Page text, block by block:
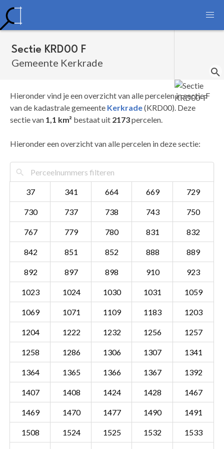
Sectie KRD00 F
Gemeente Kerkrade
Hieronder vind je een overzicht van alle percelen in sectie F
van de kadastrale gemeente Kerkrade(KRD00). Deze
sectie van 1,1 km² bestaat uit 2173percelen.
Hieronder een overzicht van alle percelen in deze sectie:
37 341 664 669 729
730 737 738 743 750
767 779 780 831 832
842 851 852 888 889
892 897 898 910 923
1023 1024 1030 1031 1059
1069 1071 1109 1183 1203
1204 1222 1232 1256 1257
1258 1286 1306 1307 1341
1364 1365 1366 1367 1392
1407 1408 1424 1428 1467
1469 1470 1477 1490 1491
1508 1524 1525 1532 1533
Sectie KRD00 F
Gemeente Kerkrade
Details